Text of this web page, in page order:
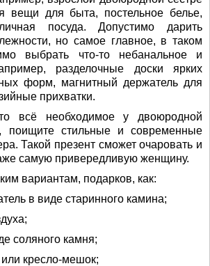
вещи для быта, постельное белье,
посуда. Допустимо дарить
но самое главное, в таком
выбрать что-то небанальное и
разделочные доски ярких
форм, магнитный держатель для
прихватки.
всё необходимое у двоюродной
поищите стильные и современные
Такой презент сможет очаровать и
самую привередливую женщину.
вариантам, подарков, как:
в виде старинного камина;
соляного камня;
кресло-мешок;